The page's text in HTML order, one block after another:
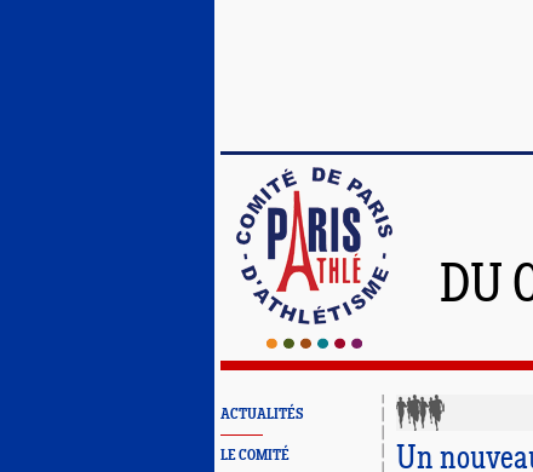
DU
ACTUALITÉS
LE COMITÉ Un